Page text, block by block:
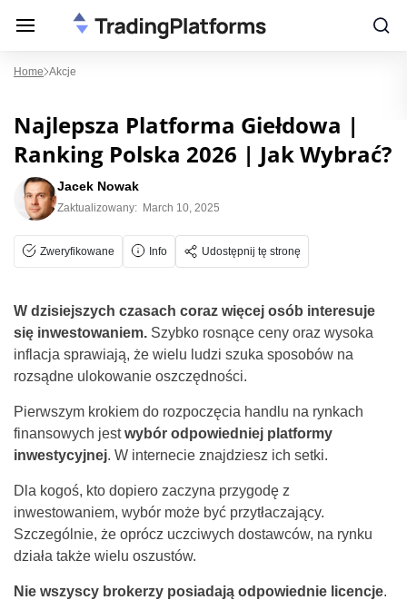
Home Akcje
Najlepsza Platforma Giełdowa |
Ranking Polska 2026 | Jak Wybrać?
Jacek Nowak
Zaktualizowany: March 10, 2025
Zweryfikowane Info Udostępnij tę stronę
W dzisiejszych czasach coraz więcej osób interesuje
się inwestowaniem. Szybko rosnące ceny oraz wysoka
inflacja sprawiają, że wielu ludzi szuka sposobów na
rozsądne ulokowanie oszczędności.
Pierwszym krokiem do rozpoczęcia handlu na rynkach
finansowych jestwybór odpowiedniej platformy
inwestycyjnej. W internecie znajdziesz ich setki.
Dla kogoś, kto dopiero zaczyna przygodę z
inwestowaniem, wybór może być przytłaczający.
Szczególnie, że oprócz uczciwych dostawców, na rynku
działa także wielu oszustów.
Nie wszyscy brokerzy posiadają odpowiednie licencje.